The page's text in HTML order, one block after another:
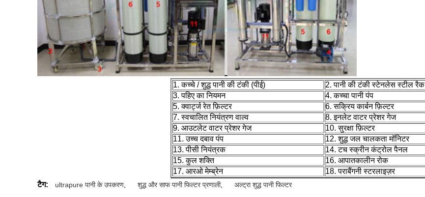
1. कच्चे / शुद्ध पानी की टंकी (पीई)
2. पानी की टंकी स्टेनलेस स्टील रैक
3. पहिए का नियमन
4. कच्चा पानी पंप
5. क्वार्ट्ज रेत फ़िल्टर
6. सक्रिय कार्बन फ़िल्टर
7. स्वचालित नियंत्रण वाल्व
8. इनलेट वाटर प्रेशर गेज
9. आउटलेट वाटर प्रेशर गेज
10. सुरक्षा फ़िल्टर
11. उच्च दबाव पंप
12. शुद्ध जल चालकता मॉनिटर
13. पीसी नियंत्रक
14. टच स्क्रीन कंट्रोल पैनल
15. कुल शक्ति
16. आपातकालीन रोक
17. आरओ मेम्ब्रेन
18. पराबैंगनी स्टरलाइज़र
टैग:
ultrapure पानी के उपकरण शुद्ध और साफ पानी फिल्टर प्रणाली, अल्ट्रा शुद्ध पानी फिल्टर